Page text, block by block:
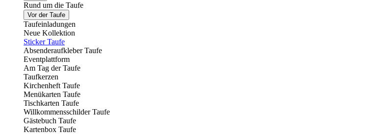
Rund um die Taufe
Vor der Taufe
Taufeinladungen
Neue Kollektion
Sticker Taufe
Absenderaufkleber Taufe
Eventplattform
Am Tag der Taufe
Taufkerzen
Kirchenheft Taufe
Menükarten Taufe
Tischkarten Taufe
Willkommensschilder Taufe
Gästebuch Taufe
Kartenbox Taufe